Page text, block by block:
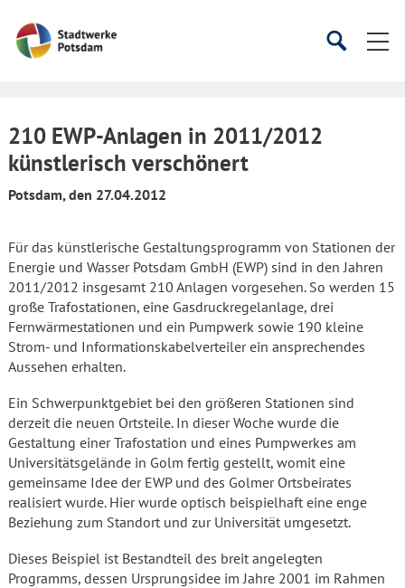
Startseite
SucheSuche
210 EWP-Anlagen in 2011/2012
künstlerisch verschönert
Potsdam, den 27.04.2012
Für das künstlerische Gestaltungsprogramm von Stationen der
Energie und Wasser Potsdam GmbH (EWP) sind in den Jahren
2011/2012 insgesamt 210 Anlagen vorgesehen. So werden 15
große Trafostationen, eine Gasdruckregelanlage, drei
Fernwärmestationen und ein Pumpwerk sowie 190 kleine
Strom- und Informationskabelverteiler ein ansprechendes
Aussehen erhalten.
Ein Schwerpunktgebiet bei den größeren Stationen sind
derzeit die neuen Ortsteile. In dieser Woche wurde die
Gestaltung einer Trafostation und eines Pumpwerkes am
Universitätsgelände in Golm fertig gestellt, womit eine
gemeinsame Idee der EWP und des Golmer Ortsbeirates
realisiert wurde. Hier wurde optisch beispielhaft eine enge
Beziehung zum Standort und zur Universität umgesetzt.
Dieses Beispiel ist Bestandteil des breit angelegten
Programms, dessen Ursprungsidee im Jahre 2001 im Rahmen